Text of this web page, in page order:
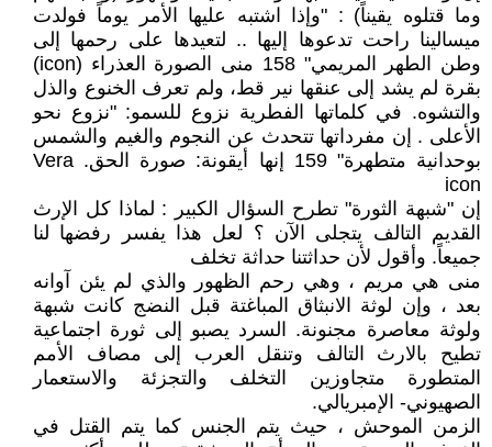
وما قتلوه يقيناً) : "وإذا اشتبه عليها الأمر يوماً فولدت
ميسالينا راحت تدعوها إليها .. لتعيدها على رحمها إلى
وطن الطهر المريمي" 158 منى الصورة العذراء (icon)
بقرة لم يشد إلى عنقها نير قط، ولم تعرف الخنوع والذل
والتشوه. في كلماتها الفطرية نزوع للسمو: "نزوع نحو
الأعلى . إن مفرداتها تتحدث عن النجوم والغيم والشمس
بوحدانية متطهرة" 159 إنها أيقونة: صورة الحق. Vera
icon
إن "شبهة الثورة" تطرح السؤال الكبير : لماذا كل الإرث
القديم التالف يتجلى الآن ؟ لعل هذا يفسر رفضها لنا
جميعاً. وأقول لأن حداثتنا حداثة تخلف
منى هي مريم ، وهي رحم الظهور والذي لم يئن آوانه
بعد ، وإن لوثة الانبثاق المباغتة قبل النضج كانت شبهة
ولوثة معاصرة مجنونة. السرد يصبو إلى ثورة اجتماعية
تطيح بالارث التالف وتنقل العرب إلى مصاف الأمم
المتطورة متجاوزين التخلف والتجزئة والاستعمار
الصهيوني- الإمبريالي.
الزمن الموحش ، حيث يتم الجنس كما يتم القتل في